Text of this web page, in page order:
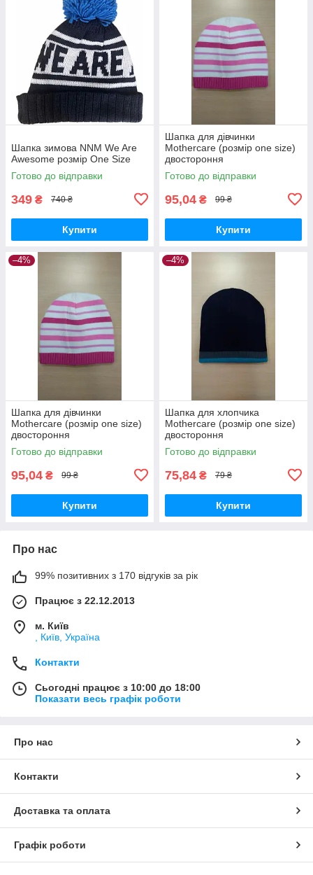
Шапка зимова NNM We Are
Awesome розмір One Size
Готово до відправки
349 ₴ 740 ₴
Купити
Шапка для дівчинки
Mothercare (розмір one size)
двостороння
Готово до відправки
95,04 ₴ 99 ₴
Купити
–4%
Шапка для дівчинки
Mothercare (розмір one size)
двостороння
Готово до відправки
95,04 ₴ 99 ₴
Купити
–4%
Шапка для хлопчика
Mothercare (розмір one size)
двостороння
Готово до відправки
75,84 ₴ 79 ₴
Купити
Про нас
99% позитивних з 170 відгуків за рік
Працює з 22.12.2013
м. Київ
, Київ, Україна
Контакти
Сьогодні працює з 10:00 до 18:00
Показати весь графік роботи
Про нас
Контакти
Доставка та оплата
Графік роботи